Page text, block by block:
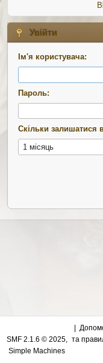
Увійти
Ім'я користувача:
Пароль:
Скільки залишатися
та
SMF 2.1.6 © 2025,
Simple Machines